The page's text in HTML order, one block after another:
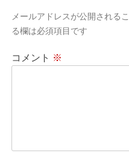
シ
ン
メールアドレスが公開される
る欄は必須項目です
コメント ※